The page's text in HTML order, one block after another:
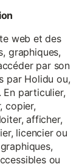
web et des
graphiques,
par son
par Holidu ou,
En particulier,
copier,
afficher,
licencier ou
ou